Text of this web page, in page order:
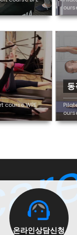
course WPE
온라인상담신청